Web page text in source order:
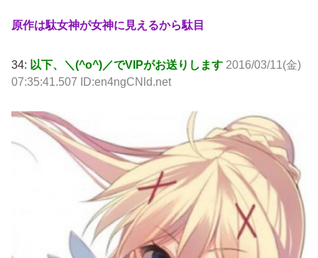
原作は駄女神が女神に見えるから駄目
34: 以下、＼(^o^)／でVIPがお送りします 2016/03/11(金)
07:35:41.507 ID:en4ngCNld.net